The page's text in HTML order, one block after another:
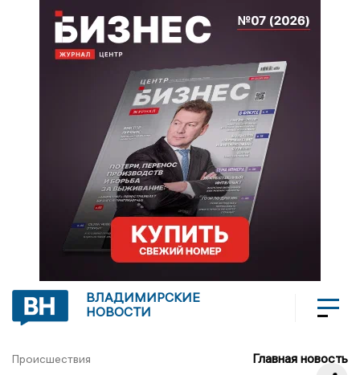
ВЛАДИМИРСКИЕ
НОВОСТИ
Происшествия Главная новость